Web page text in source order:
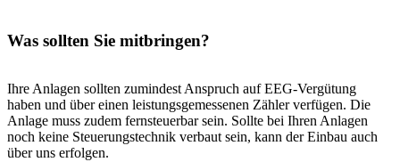
Was sollten Sie mitbringen?
Ihre Anlagen sollten zumindest Anspruch auf EEG-Vergütung
haben und über einen leistungsgemessenen Zähler verfügen. Die
Anlage muss zudem fernsteuerbar sein. Sollte bei Ihren Anlagen
noch keine Steuerungstechnik verbaut sein, kann der Einbau auch
über uns erfolgen.